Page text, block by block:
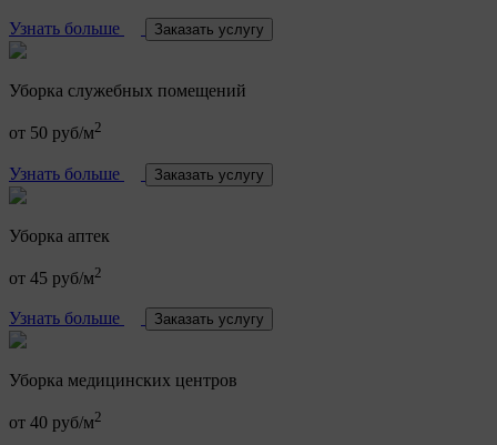
Узнать больше Заказать услугу
Уборка служебных помещений
от 50 руб/м2
Узнать больше Заказать услугу
Уборка аптек
от 45 руб/м2
Узнать больше Заказать услугу
Уборка медицинских центров
от 40 руб/м2